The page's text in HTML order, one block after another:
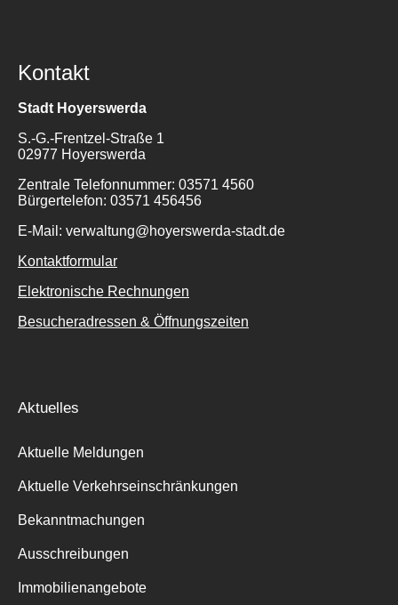
Kontakt
Stadt Hoyerswerda
S.-G.-Frentzel-Straße 1
02977 Hoyerswerda
Zentrale Telefonnummer: 03571 4560
Bürgertelefon: 03571 456456
E-Mail: verwaltung@hoyerswerda-stadt.de
Kontaktformular
Elektronische Rechnungen
Besucheradressen & Öffnungszeiten
Aktuelles
Aktuelle Meldungen
Aktuelle Verkehrseinschränkungen
Bekanntmachungen
Ausschreibungen
Immobilienangebote